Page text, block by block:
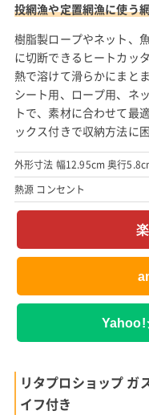
投網漁や定置網漁に使う
樹脂製ロープやネット、
に切断できるヒートカッ
熱で溶けて滑らかにまとま
シート用、ロープ用、ネ
トで、素材に合わせて最
ックス付きで収納方法に
外形寸法 幅12.95cm 奥行
熱源 コンセント
Yahoo!
リタプロショップ ガ
イフ付き